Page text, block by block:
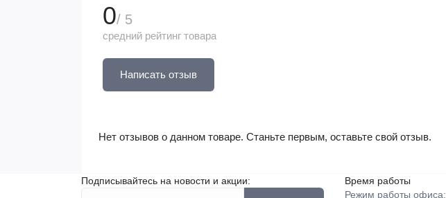
0/ 5
средний рейтинг товара
Написать отзыв
Нет отзывов о данном товаре. Станьте первым, оставьте свой отзыв.
Подписывайтесь на новости и акции:
Время работы
Режим работы офиса: